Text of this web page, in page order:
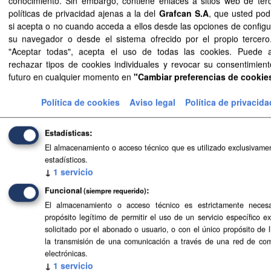
General de Ordenación...
Aprobación Definitiva de Plan
General de Ordenación de Garafía,
publicada el 06/05/2019 en el BOC
106/19 y el 07/06/2019 en el BOP
Documentos de Aprobación Definitiva de Plan General de
Aprobación Definitiva de Plan
General de Ordenación de Garafía,
publicada el 06/05/2019 en el BOC
096/19
Enlace a la consulta de Aprobación Definitiva de Plan
General de Ordenación...
Información Adicional
políticas de privacidad ajenas a la del Grafcan S.A, que usted
si acepta o no cuando acceda a ellos desde las opciones de
su navegador o desde el sistema ofrecido por el propio
"Aceptar todas", acepta el uso de todas las cookies. Puede
rechazar tipos de cookies individuales y revocar su
futuro en cualquier momento en "Cambiar preferencias de
Política de cookies Aviso legal Política de
Estadísticas
El almacenamiento o acceso técnico que es utilizado
estadísticos.
↓ 1 servicio
Funcional (siempre requerido)
El almacenamiento o acceso técnico es estrictamente
propósito legítimo de permitir el uso de un servicio específico
solicitado por el abonado o usuario, o con el único propósito de
la transmisión de una comunicación a través de una red de
electrónicas.
↓ 1 servicio